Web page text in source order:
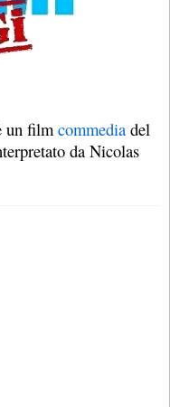
un film commedia del
da Nicolas